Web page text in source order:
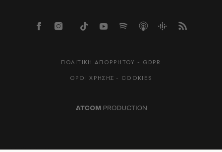
ΠΟΛΙΤΙΚΗ ΑΠΟΡΡΗΤΟΥ - GDPR
ΟΡΟΙ ΧΡΗΣΗΣ - COOKIES